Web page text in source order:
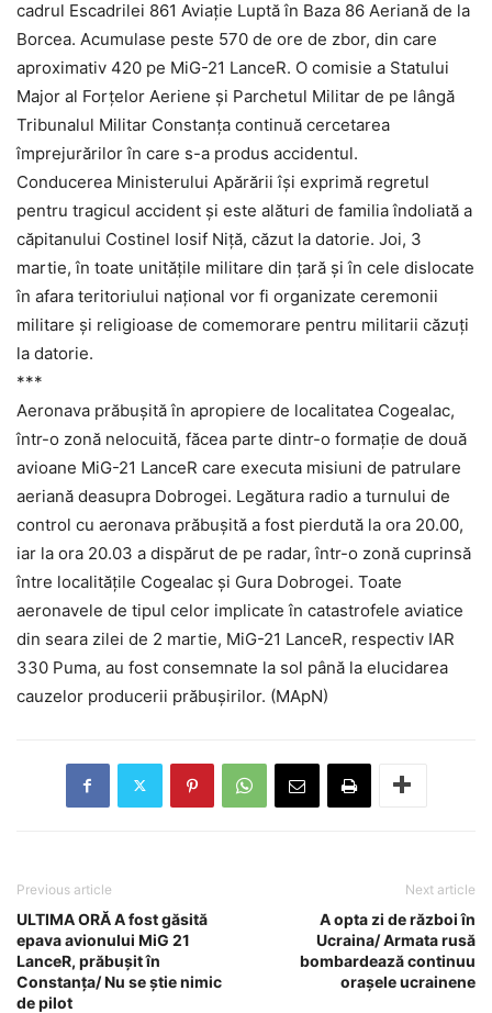
cadrul Escadrilei 861 Aviație Luptă în Baza 86 Aeriană de la
Borcea. Acumulase peste 570 de ore de zbor, din care
aproximativ 420 pe MiG-21 LanceR. O comisie a Statului
Major al Forţelor Aeriene și Parchetul Militar de pe lângă
Tribunalul Militar Constanța continuă cercetarea
împrejurărilor în care s-a produs accidentul.
Conducerea Ministerului Apărării îşi exprimă regretul
pentru tragicul accident şi este alături de familia îndoliată a
căpitanului Costinel Iosif Niță, căzut la datorie. Joi, 3
martie, în toate unităţile militare din țară și în cele dislocate
în afara teritoriului național vor fi organizate ceremonii
militare și religioase de comemorare pentru militarii căzuți
la datorie.
***
Aeronava prăbușită în apropiere de localitatea Cogealac,
într-o zonă nelocuită, făcea parte dintr-o formație de două
avioane MiG-21 LanceR care executa misiuni de patrulare
aeriană deasupra Dobrogei. Legătura radio a turnului de
control cu aeronava prăbușită a fost pierdută la ora 20.00,
iar la ora 20.03 a dispărut de pe radar, într-o zonă cuprinsă
între localitățile Cogealac și Gura Dobrogei. Toate
aeronavele de tipul celor implicate în catastrofele aviatice
din seara zilei de 2 martie, MiG-21 LanceR, respectiv IAR
330 Puma, au fost consemnate la sol până la elucidarea
cauzelor producerii prăbușirilor. (MApN)
Previous article
ULTIMA ORĂ A fost găsită
epava avionului MiG 21
LanceR, prăbușit în
Constanța/ Nu se știe nimic
de pilot
Next article
A opta zi de război în
Ucraina/ Armata rusă
bombardează continuu
orașele ucrainene